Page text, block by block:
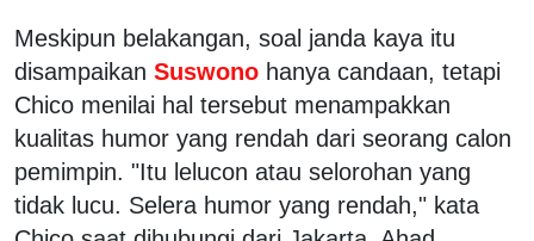
Meskipun belakangan, soal janda kaya itu
disampaikan Suswono hanya candaan, tetapi
Chico menilai hal tersebut menampakkan
kualitas humor yang rendah dari seorang calon
pemimpin. "Itu lelucon atau selorohan yang
tidak lucu. Selera humor yang rendah," kata